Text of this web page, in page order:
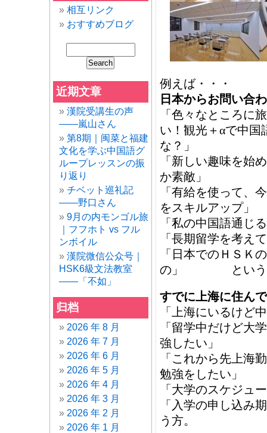
相互リンク
おすすめブログ
近期文章
漢院受講生の声
——嵐山さん
第8期｜闽菜と福建
文化を学ぶ中国語グ
ループレッスンの振
り返り
チベット巡礼記
——野口さん
9月の内モンゴル旅
｜フフホト vs フル
ンボイル
漢院微信公众号｜
HSK6級文法教室
——「不如」
归档
2026 年 8 月
2026 年 7 月
2026 年 6 月
2026 年 5 月
2026 年 4 月
2026 年 3 月
2026 年 2 月
2026 年 1 月
例えば・・・
日本からお問い合
「色々なところに
い！観光＋αで中国
な？」
「新しい趣味を始
か素敵」
「有給を使って、
をスキルアップ」
「私の中国語通じ
「長期留学を考え
「日本でのＨＳＫ
の」 という
すでに上海に住ん
「上海にいるけど
「留学中だけど大
強したい」
「これから先上海
勉強をしたい」
「大学のスケジュ
「入学の申し
う方。